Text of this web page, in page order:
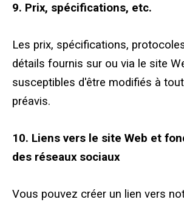
9. Prix, spécifications, etc.
Les prix, spécifications,
détails fournis sur ou via le site
susceptibles d'être modifiés à
préavis.
10. Liens vers le site Web et
des réseaux sociaux
Vous pouvez créer un lien vers